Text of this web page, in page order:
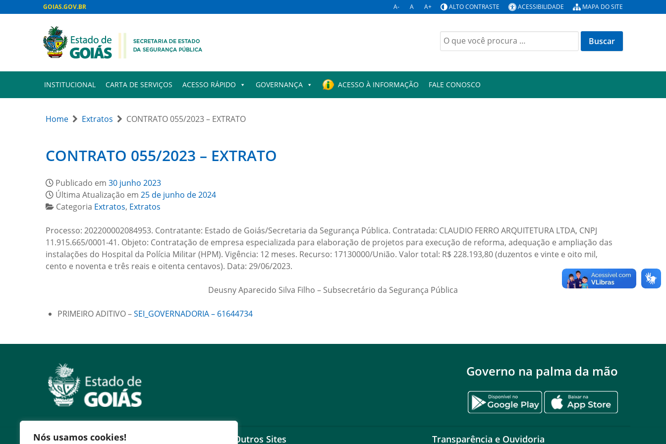
Nós usamos cookies!
GOIAS.GOV.BR A- A A+ ALTO CONTRASTE ACESSIBILIDADE MAPA DO SITE
Buscar
por:
INSTITUCIONAL CARTA DE SERVIÇOS ACESSO RÁPIDO GOVERNANÇA ACESSO À INFORMAÇÃO FALE CONOSCO
Home Extratos CONTRATO 055/2023 – EXTRATO
CONTRATO 055/2023 – EXTRATO
Publicado em 30 junho 2023
Última Atualização em 25 de junho de 2024
Categoria Extratos, Extratos
Processo: 202200002084953. Contratante: Estado de Goiás/Secretaria da Segurança Pública. Contratada: CLAUDIO FERRO ARQUITETURA LTDA, CNPJ
11.915.665/0001-41. Objeto: Contratação de empresa especializada para elaboração de projetos para execução de reforma, adequação e ampliação das
instalações do Hospital da Polícia Militar (HPM). Vigência: 12 meses. Recurso: 17130000/União. Valor total: R$ 228.193,80 (duzentos e vinte e oito mil,
cento e noventa e três reais e oitenta centavos). Data: 29/06/2023.
Deusny Aparecido Silva Filho – Subsecretário da Segurança Pública
PRIMEIRO ADITIVO –SEI_GOVERNADORIA – 61644734
Governo na palma da mão
Serviços Outros Sites Transparência e Ouvidoria